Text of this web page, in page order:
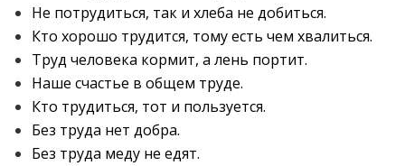
Не потрудиться, так и хлеба не добиться.
Кто хорошо трудится, тому есть чем хвалиться.
Труд человека кормит, а лень портит.
Наше счастье в общем труде.
Кто трудиться, тот и пользуется.
Без труда нет добра.
Без труда меду не едят.